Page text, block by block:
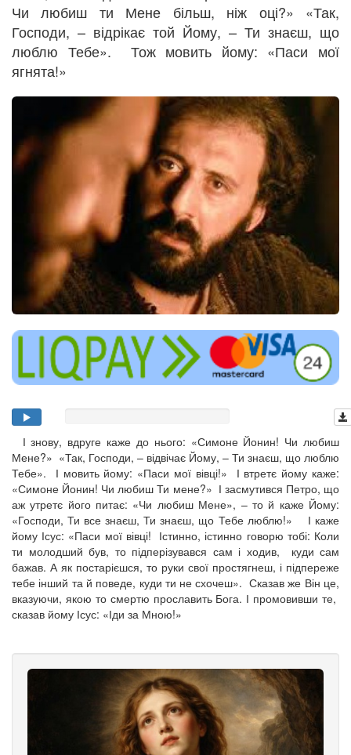
Чи любиш ти Мене більш, ніж оці?» «Так,
Господи, – відрікає той Йому, – Ти знаєш, що
люблю Тебе». Тож мовить йому: «Паси мої
ягнята!»
І знову, вдруге каже до нього: «Симоне Йонин! Чи любиш
Мене?» «Так, Господи, – відвічає Йому, – Ти знаєш, що люблю
Тебе». І мовить йому: «Паси мої вівці!» І втретє йому каже:
«Симоне Йонин! Чи любиш Ти мене?» І засмутився Петро, що
аж утретє його питає: «Чи любиш Мене», – то й каже Йому:
«Господи, Ти все знаєш, Ти знаєш, що Тебе люблю!» І каже
йому Ісус: «Паси мої вівці! Істинно, істинно говорю тобі: Коли
ти молодший був, то підперізувався сам і ходив, куди сам
бажав. А як постарієшся, то руки свої простягнеш, і підпереже
тебе інший та й поведе, куди ти не схочеш». Сказав же Він це,
вказуючи, якою то смертю прославить Бога. І промовивши те,
сказав йому Ісус: «Іди за Мною!»